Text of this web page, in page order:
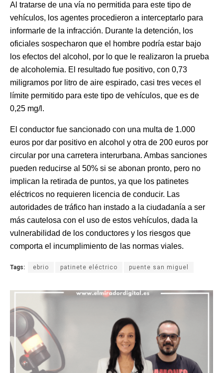
Al tratarse de una vía no permitida para este tipo de
vehículos, los agentes procedieron a interceptarlo para
informarle de la infracción. Durante la detención, los
oficiales sospecharon que el hombre podría estar bajo
los efectos del alcohol, por lo que le realizaron la prueba
de alcoholemia. El resultado fue positivo, con 0,73
miligramos por litro de aire espirado, casi tres veces el
límite permitido para este tipo de vehículos, que es de
0,25 mg/l.
El conductor fue sancionado con una multa de 1.000
euros por dar positivo en alcohol y otra de 200 euros por
circular por una carretera interurbana. Ambas sanciones
pueden reducirse al 50% si se abonan pronto, pero no
implican la retirada de puntos, ya que los patinetes
eléctricos no requieren licencia de conducir. Las
autoridades de tráfico han instado a la ciudadanía a ser
más cautelosa con el uso de estos vehículos, dada la
vulnerabilidad de los conductores y los riesgos que
comporta el incumplimiento de las normas viales.
Tags: ebrio patinete eléctrico puente san miguel